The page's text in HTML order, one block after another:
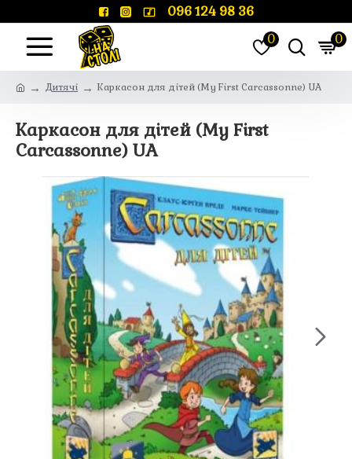
096 124 98 36
0 0
Дитячі Каркасон для дітей (My First Carcassonne) UA
Каркасон для дітей (My First
Carcassonne) UA